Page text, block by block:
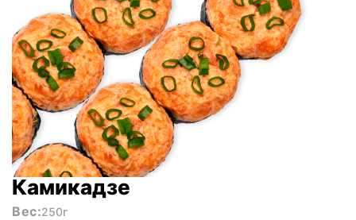
Камикадзе
Вес:250г